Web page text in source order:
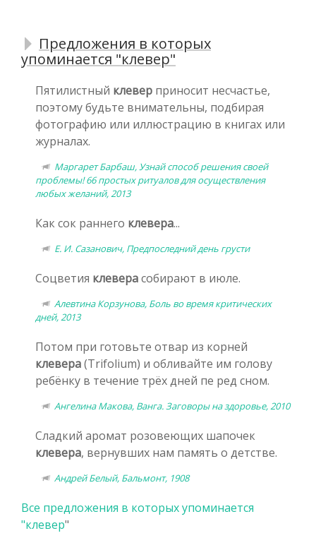
Предложения в которых
упоминается "клевер"
Пятилистный клевер приносит несчастье,
поэтому будьте внимательны, подбирая
фотографию или иллюстрацию в книгах или
журналах.
Маргарет Барбаш, Узнай способ решения своей
проблемы! 66 простых ритуалов для осуществления
любых желаний, 2013
Как сок раннего клевера...
Е. И. Сазанович, Предпоследний день грусти
Соцветия клеверасобирают в июле.
Алевтина Корзунова, Боль во время критических
дней, 2013
Потом при готовьте отвар из корней
клевера(Trifolium) и обливайте им голову
ребёнку в течение трёх дней пе ред сном.
Ангелина Макова, Ванга. Заговоры на здоровье, 2010
Сладкий аромат розовеющих шапочек
клевера, вернувших нам память о детстве.
Андрей Белый, Бальмонт, 1908
Все предложения в которых упоминается
"клевер"